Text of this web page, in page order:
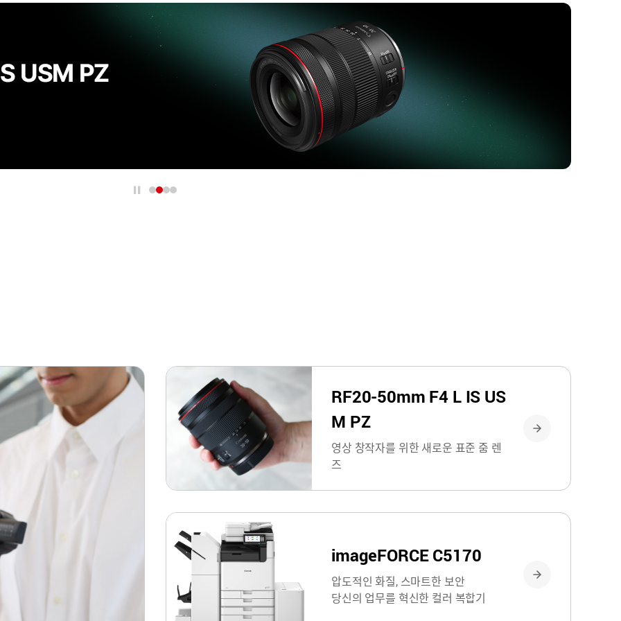
RF20-50mm F4 L IS US
M PZ
영상 창작자를 위한 새로운 표준 줌 렌
즈
imageFORCE C5170
압도적인 화질, 스마트한 보안
당신의 업무를 혁신한 컬러 복합기